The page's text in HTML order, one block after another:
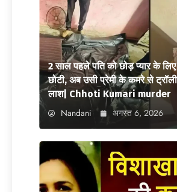
2 साल पहले पति को छोड़ प्यार के लिए
छोटी, अब उसी प्रेमी के कमरे से
लाश| Chhoti Kumari murder
Nandani अगस्त 6, 2026